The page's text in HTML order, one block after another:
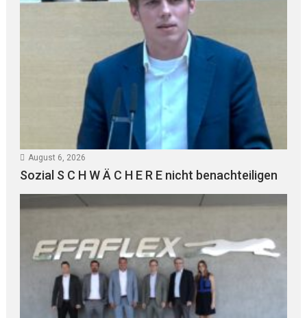
August 6, 2026
Sozial S C H W Ä C H E R E nicht benachteiligen